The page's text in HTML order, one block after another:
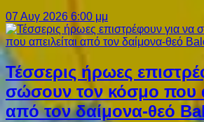
07 Αυγ 2026 6:00 μμ
Τέσσερις ήρωες
σώσουν τον κόσμο που
από τον δαίμονα-θεό